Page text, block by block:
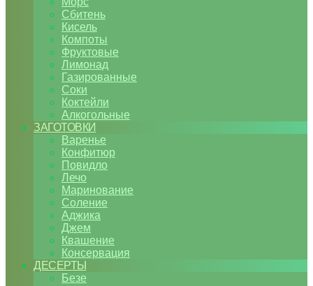
Сбитень
Кисель
Компоты
Фруктовые
Лимонад
Газированные
Соки
Коктейли
Алкогольные
ЗАГОТОВКИ
Варенье
Конфитюр
Повидло
Лечо
Маринование
Соление
Аджика
Джем
Квашение
Консервация
ДЕСЕРТЫ
Безе